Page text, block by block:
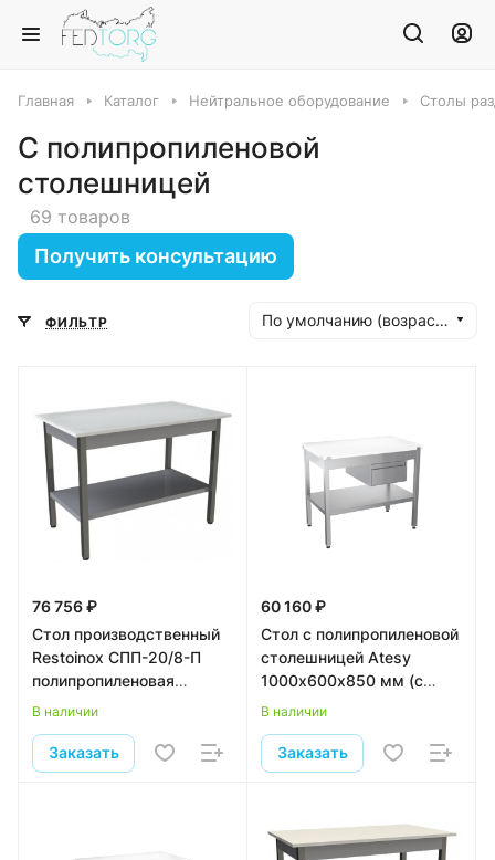
Главная Каталог Нейтральное оборудование Столы
С полипропиленовой
столешницей
69 товаров
Получить консультацию
ФИЛЬТР По умолчанию (возрастание)
76 756 ₽
Стол производственный
Restoinox СПП-20/8-П
полипропиленовая
столешница
В наличии
Заказать
60 160 ₽
Стол с полипропиленовой
столешницей Atesy
1000х600х850 мм (с
полкой и ящиком)
В наличии
Заказать